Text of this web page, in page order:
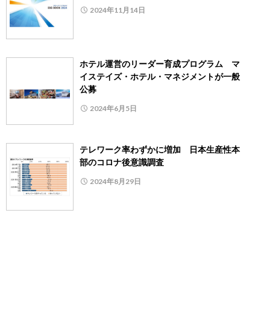
2024年11月14日
ホテル運営のリーダー育成プログラム マ
イステイズ・ホテル・マネジメントが一般
公募
2024年6月5日
テレワーク率わずかに増加 日本生産性本
部のコロナ後意識調査
2024年8月29日